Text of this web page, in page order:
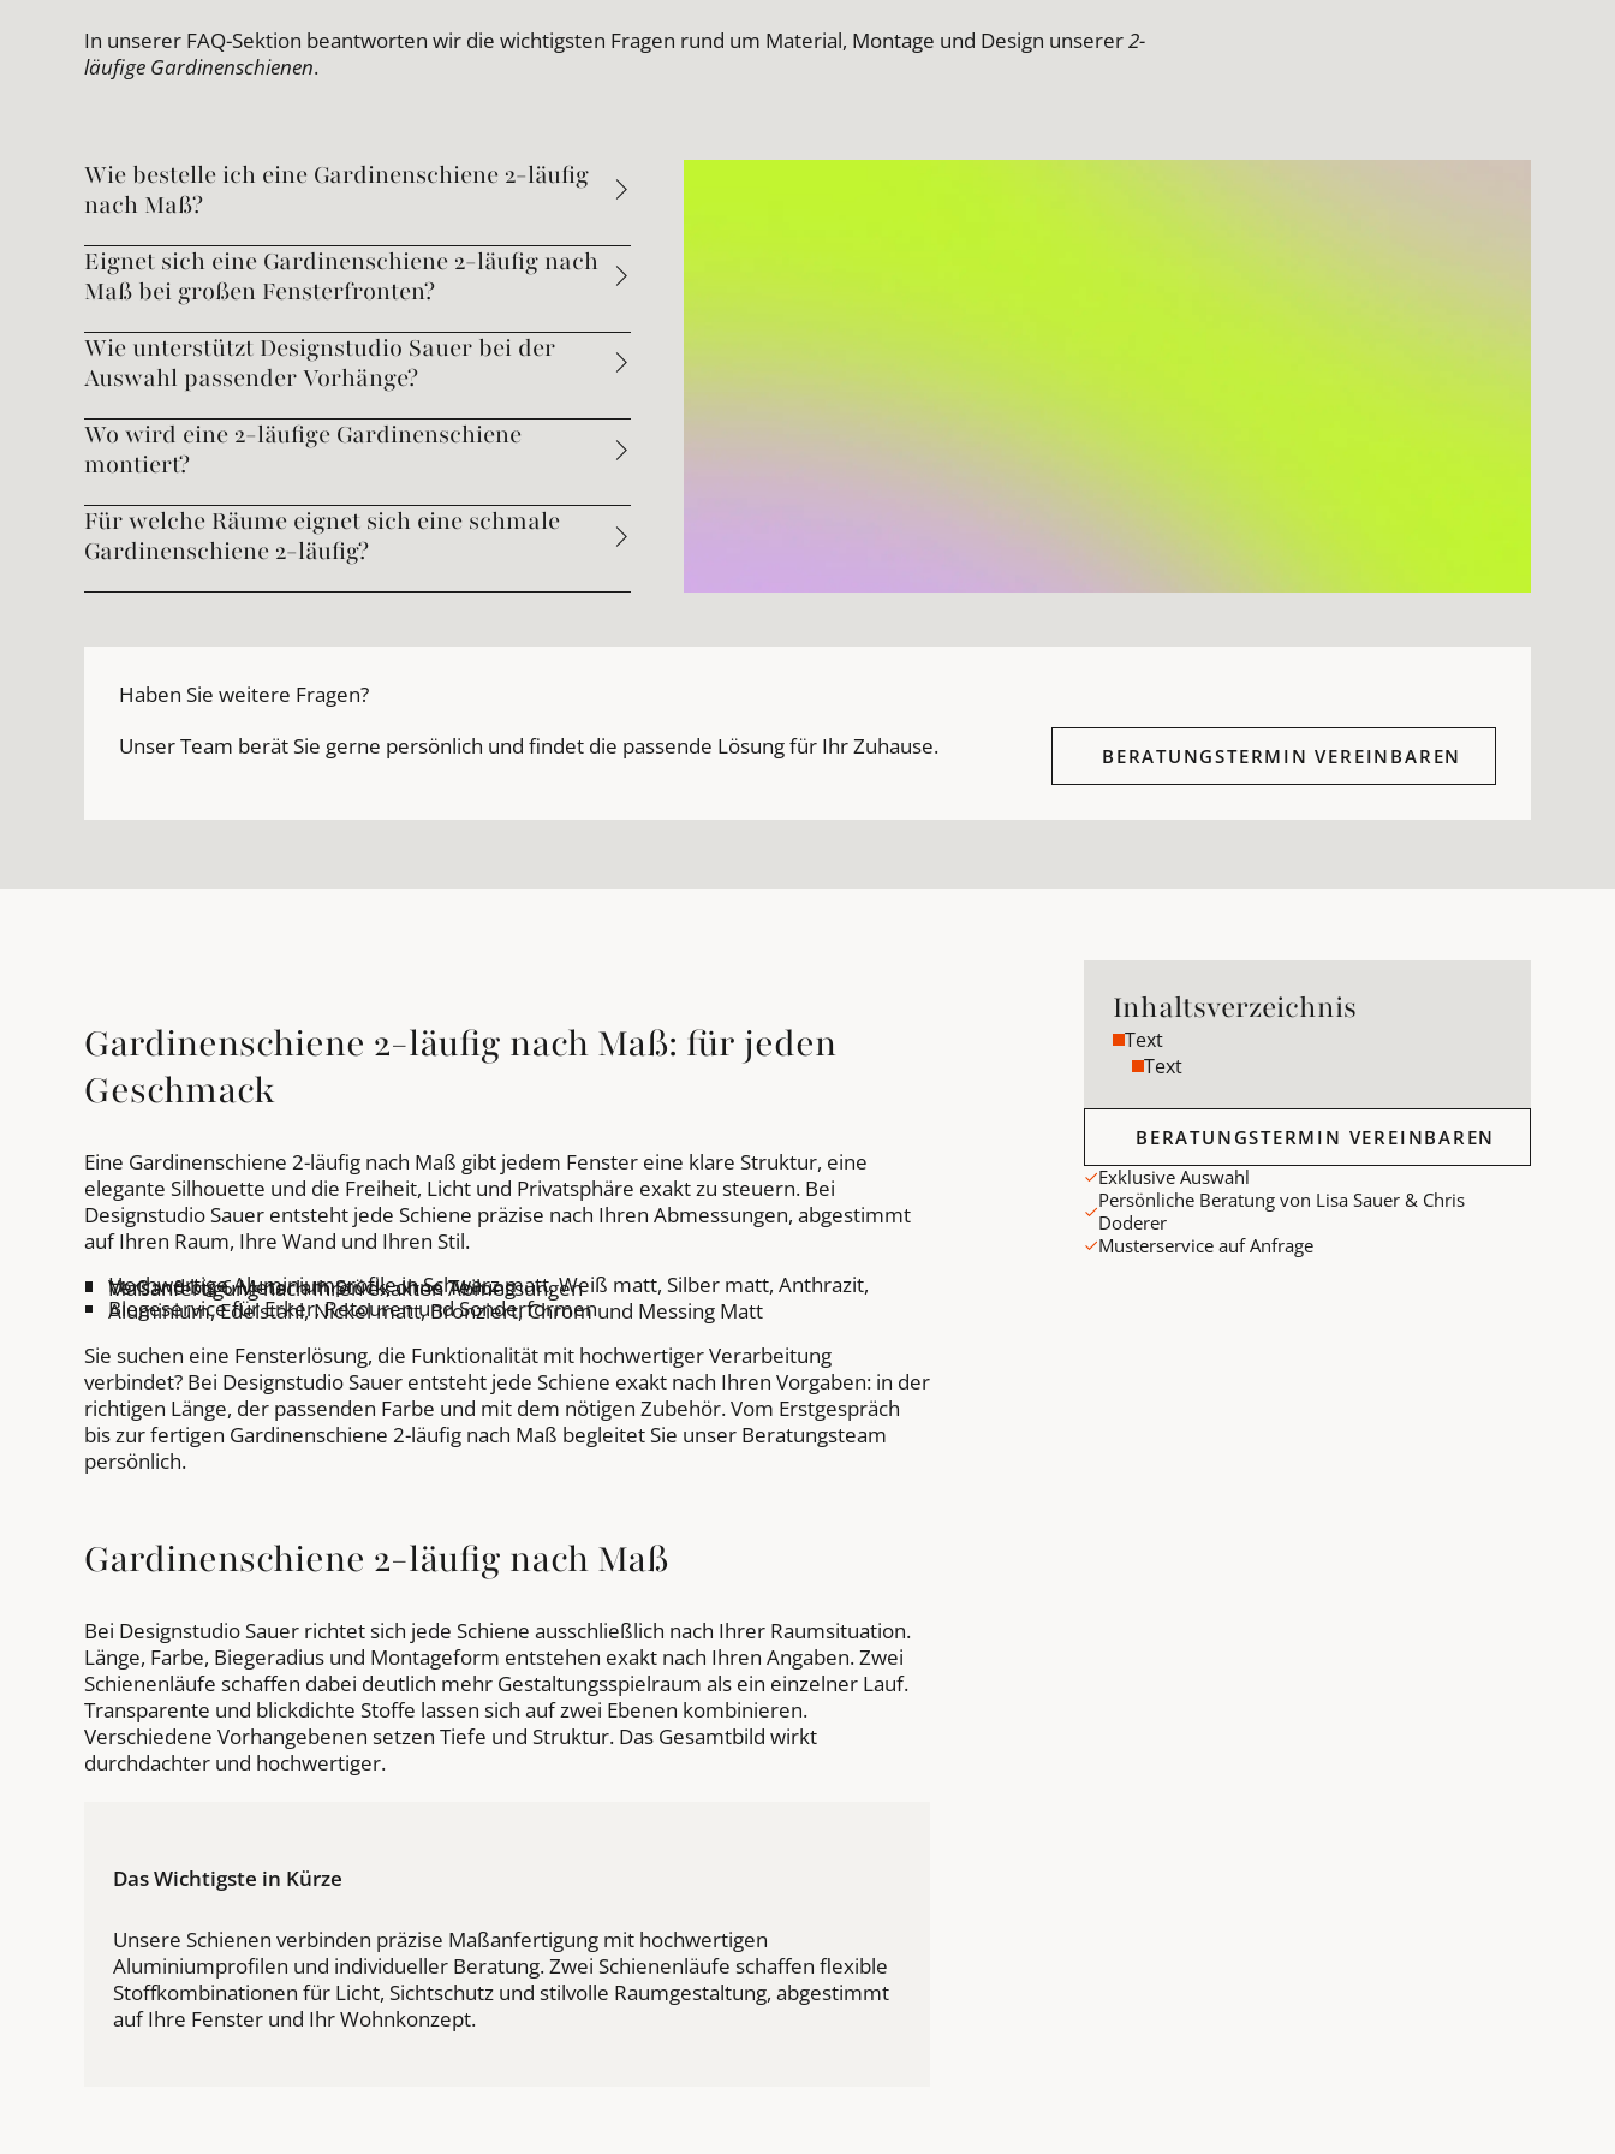
In unserer FAQ-Sektion beantworten wir die wichtigsten Fragen rund um Material, Montage und Design unserer2-
läufige Gardinenschienen.
Wie bestelle ich eine Gardinenschiene 2-läufig
nach Maß?
Eignet sich eine Gardinenschiene 2-läufig nach
Maß bei großen Fensterfronten?
Wie unterstützt Designstudio Sauer bei der
Auswahl passender Vorhänge?
Wo wird eine 2-läufige Gardinenschiene
montiert?
Für welche Räume eignet sich eine schmale
Gardinenschiene 2-läufig?
Haben Sie weitere Fragen?
Unser Team berät Sie gerne persönlich und findet die passende Lösung für Ihr Zuhause.
BERATUNGSTERMIN VEREINBAREN
Gardinenschiene 2-läufig nach Maß: für jeden
Geschmack
Eine Gardinenschiene 2-läufig nach Maß gibt jedem Fenster eine klare Struktur, eine
elegante Silhouette und die Freiheit, Licht und Privatsphäre exakt zu steuern. Bei
Designstudio Sauer entsteht jede Schiene präzise nach Ihren Abmessungen, abgestimmt
auf Ihren Raum, Ihre Wand und Ihren Stil.
Maßanfertigung nach Ihren exakten Abmessungen
Versand bis 6 Meter am Stück, ohne Teilung
Hochwertige Aluminiumprofile in Schwarz matt, Weiß matt, Silber matt, Anthrazit,
Aluminium, Edelstahl, Nickel matt, Bronziert, Chrom und Messing Matt
Biegeservice für Erker, Retouren und Sonderformen
Sie suchen eine Fensterlösung, die Funktionalität mit hochwertiger Verarbeitung
verbindet? Bei Designstudio Sauer entsteht jede Schiene exakt nach Ihren Vorgaben: in der
richtigen Länge, der passenden Farbe und mit dem nötigen Zubehör. Vom Erstgespräch
bis zur fertigen Gardinenschiene 2-läufig nach Maß begleitet Sie unser Beratungsteam
persönlich.
Gardinenschiene 2-läufig nach Maß
Bei Designstudio Sauer richtet sich jede Schiene ausschließlich nach Ihrer Raumsituation.
Länge, Farbe, Biegeradius und Montageform entstehen exakt nach Ihren Angaben. Zwei
Schienenläufe schaffen dabei deutlich mehr Gestaltungsspielraum als ein einzelner Lauf.
Transparente und blickdichte Stoffe lassen sich auf zwei Ebenen kombinieren.
Verschiedene Vorhangebenen setzen Tiefe und Struktur. Das Gesamtbild wirkt
durchdachter und hochwertiger.
Das Wichtigste in Kürze
Unsere Schienen verbinden präzise Maßanfertigung mit hochwertigen
Aluminiumprofilen und individueller Beratung. Zwei Schienenläufe schaffen flexible
Stoffkombinationen für Licht, Sichtschutz und stilvolle Raumgestaltung, abgestimmt
auf Ihre Fenster und Ihr Wohnkonzept.
Inhaltsverzeichnis
Text
Text
BERATUNGSTERMIN VEREINBAREN
Exklusive Auswahl
Persönliche Beratung von Lisa Sauer & Chris
Doderer
Musterservice auf Anfrage